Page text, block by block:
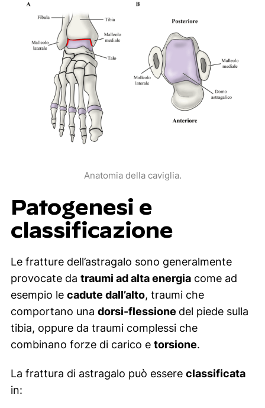
Anatomia della caviglia.
Patogenesi e
classificazione
Le fratture dell’astragalo sono generalmente
provocate da traumi ad alta energiacome ad
esempio le cadute dall’alto, traumi che
comportano una dorsi-flessione del piede sulla
tibia, oppure da traumi complessi che
combinano forze di carico e torsione.
La frattura di astragalo può essere classificata
in: